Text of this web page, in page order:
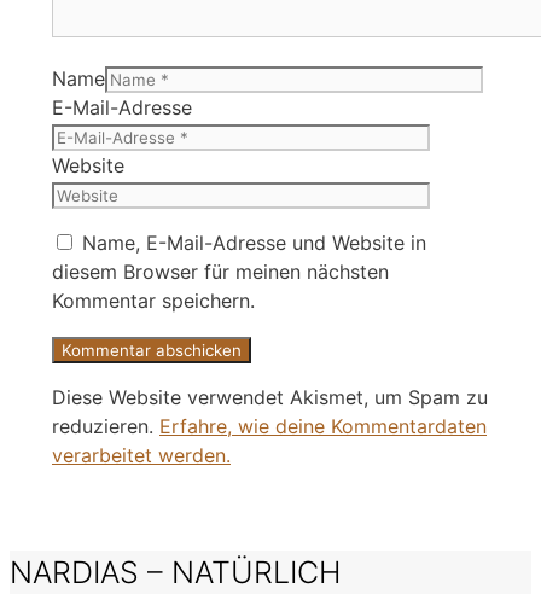
Name
E-Mail-Adresse
Website
Name, E-Mail-Adresse und Website in
diesem Browser für meinen nächsten
Kommentar speichern.
Diese Website verwendet Akismet, um Spam zu
reduzieren. Erfahre, wie deine Kommentardaten
verarbeitet werden.
NARDIAS – NATÜRLICH